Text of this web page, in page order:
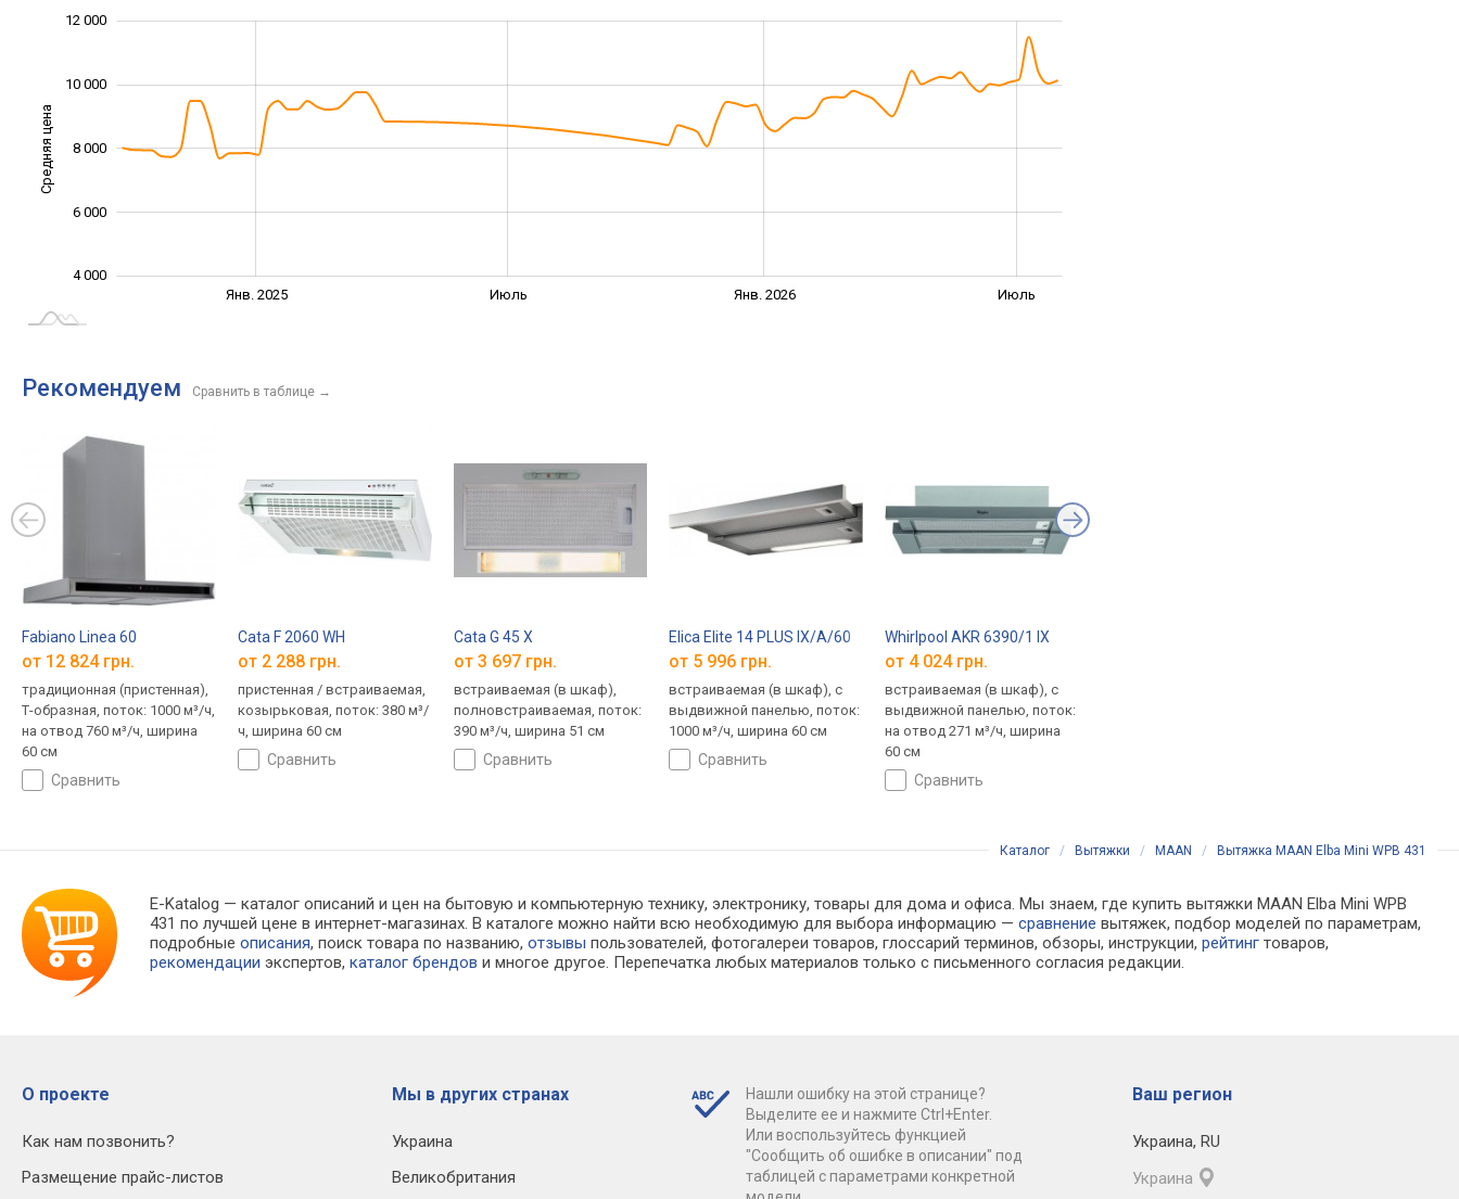
Средняя цена 10 000
4 000
6 000
8 000
10 000
12 000
Янв. 2025 Июль Янв. 2026 Июль
Рекомендуем Сравнить в таблице →
Fabiano Linea 60
от 12 824 грн.
традиционная (пристенная),
Т-образная, поток: 1000 м³/ч,
на отвод 760 м³/ч, ширина
60 см
сравнить
Cata F 2060 WH
от 2 288 грн.
пристенная / встраиваемая,
козырьковая, поток: 380 м³/
ч, ширина 60 см
сравнить
Cata G 45 X
от 3 697 грн.
встраиваемая (в шкаф),
полновстраиваемая, поток:
390 м³/ч, ширина 51 см
сравнить
Elica Elite 14 PLUS IX/A/60
от 5 996 грн.
встраиваемая (в шкаф), с
выдвижной панелью, поток:
1000 м³/ч, ширина 60 см
сравнить
Whirlpool AKR 6390/1 IX
от 4 024 грн.
встраиваемая (в шкаф), с
выдвижной панелью, поток:
на отвод 271 м³/ч, ширина
60 см
сравнить
Каталог / Вытяжки / MAAN / Вытяжка MAAN Elba Mini WPB 431
E-Katalog — каталог описаний и цен на бытовую и компьютерную технику, электронику, товары для дома и офиса. Мы знаем, где купить вытяжки MAAN Elba Mini WPB
431 по лучшей цене в интернет-магазинах. В каталоге можно найти всю необходимую для выбора информацию —сравнение вытяжек, подбор моделей по параметрам,
подробныеописания, поиск товара по названию,отзывы пользователей, фотогалереи товаров, глоссарий терминов, обзоры, инструкции,рейтинг товаров,
рекомендации экспертов,каталог брендов и многое другое. Перепечатка любых материалов только с письменного согласия редакции.
О проекте
Как нам позвонить?
Размещение прайс-листов
Мы в других странах
Украина
Великобритания
Нашли ошибку на этой странице?
Выделите ее и нажмите Ctrl+Enter.
Или воспользуйтесь функцией
"Сообщить об ошибке в описании" под
таблицей с параметрами конкретной
Ваш регион
Украина, RU
Украина